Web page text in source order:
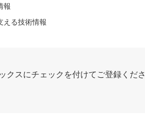
報
える技術情報
クスにチェックを付けてご登録くださ